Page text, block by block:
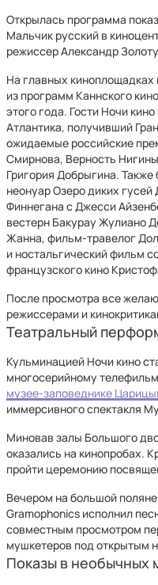
Открылась программа
Мальчик русский в
режиссер Александр
На главных
из программ Каннского
этого года. Гости Ночи
Атлантика, получивший
ожидаемые российские
Смирнова, Верность
Григория Добрыгина.
неонуар Озеро диких
Финнегана с Джесси
вестерн Бакурау Жулиано
Жанна, фильм-травелог
и ностальгический фильм
французского кино
После просмотра все
режиссерами и
Театральный
Кульминацией Ночи кино
многосерийному
музее-заповеднике
иммерсивного спектакля
Миновав залы Большого
оказались на кинопробах.
пройти церемонию
Вечером на большой
Gramophonics исполнил
совместным просмотром
мушкетеров под открытым
Показы в необычных